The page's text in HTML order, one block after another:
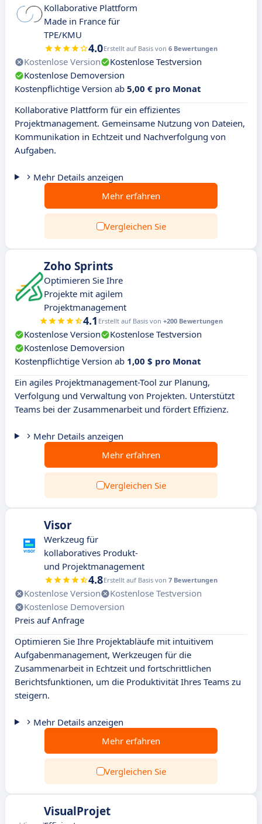
Kollaborative Plattform
Made in France für
TPE/KMU
4.0Erstellt auf Basis von 6 Bewertungen
Kostenlose Version
Kostenlose Testversion
Kostenlose Demoversion
Kostenpflichtige Version ab 5,00 € pro Monat
Kollaborative Plattform für ein effizientes
Projektmanagement. Gemeinsame Nutzung von Dateien,
Kommunikation in Echtzeit und Nachverfolgung von
Aufgaben.
Mehr Details anzeigen
Mehr erfahren
Vergleichen Sie
Zoho Sprints
Optimieren Sie Ihre
Projekte mit agilem
Projektmanagement
4.1 Erstellt auf Basis von +200 Bewertungen
Kostenlose Version
Kostenlose Testversion
Kostenlose Demoversion
Kostenpflichtige Version ab 1,00 $ pro Monat
Ein agiles Projektmanagement-Tool zur Planung,
Verfolgung und Verwaltung von Projekten. Unterstützt
Teams bei der Zusammenarbeit und fördert Effizienz.
Mehr Details anzeigen
Mehr erfahren
Vergleichen Sie
Visor
Werkzeug für
kollaboratives Produkt-
und Projektmanagement
4.8Erstellt auf Basis von 7 Bewertungen
Kostenlose Version
Kostenlose Testversion
Kostenlose Demoversion
Preis auf Anfrage
Optimieren Sie Ihre Projektabläufe mit intuitivem
Aufgabenmanagement, Werkzeugen für die
Zusammenarbeit in Echtzeit und fortschrittlichen
Berichtsfunktionen, um die Produktivität Ihres Teams zu
steigern.
Mehr Details anzeigen
Mehr erfahren
Vergleichen Sie
VisualProjet